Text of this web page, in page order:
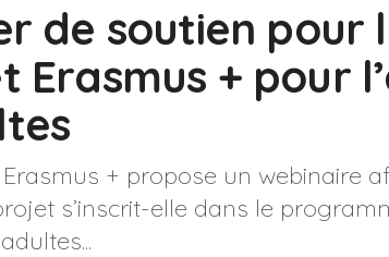
de soutien pour
Erasmus + pour
Erasmus + propose un webinaire
s’inscrit-elle dans le